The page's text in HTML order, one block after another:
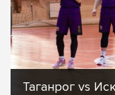
Таганрог vs